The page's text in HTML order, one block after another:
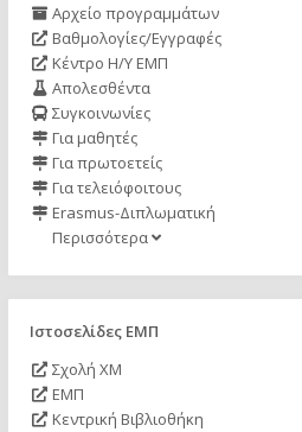
Αρχείο προγραμμάτων
Βαθμολογίες/Εγγραφές
Κέντρο Η/Υ ΕΜΠ
Απολεσθέντα
Συγκοινωνίες
Για μαθητές
Για πρωτοετείς
Για τελειόφοιτους
Erasmus-Διπλωματική
Περισσότερα
Ιστοσελίδες ΕΜΠ
Σχολή ΧΜ
ΕΜΠ
Κεντρική Βιβλιοθήκη